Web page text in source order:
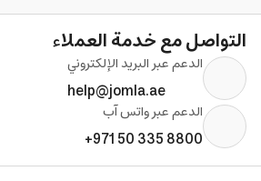
التواصل مع خدمة العملاء
الدعم عبر البريد الإلكتروني
help@jomla.ae
الدعم عبر واتس آب
+971 50 335 8800